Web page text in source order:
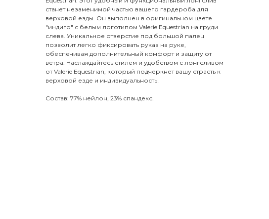
станет незаменимой частью вашего гардероба для
верховой езды. Он выполнен в оригинальном цвете
"индиго" с белым логотипом Valerie Equestrian на груди
слева. Уникальное отверстие под большой палец
позволит легко фиксировать рукав на руке,
обеспечивая дополнительный комфорт и защиту от
ветра. Наслаждайтесь стилем и удобством с лонгсливом
от Valerie Equestrian, который подчеркнет вашу страсть к
верховой езде и индивидуальность!
Состав: 77% нейлон, 23% спандекс.